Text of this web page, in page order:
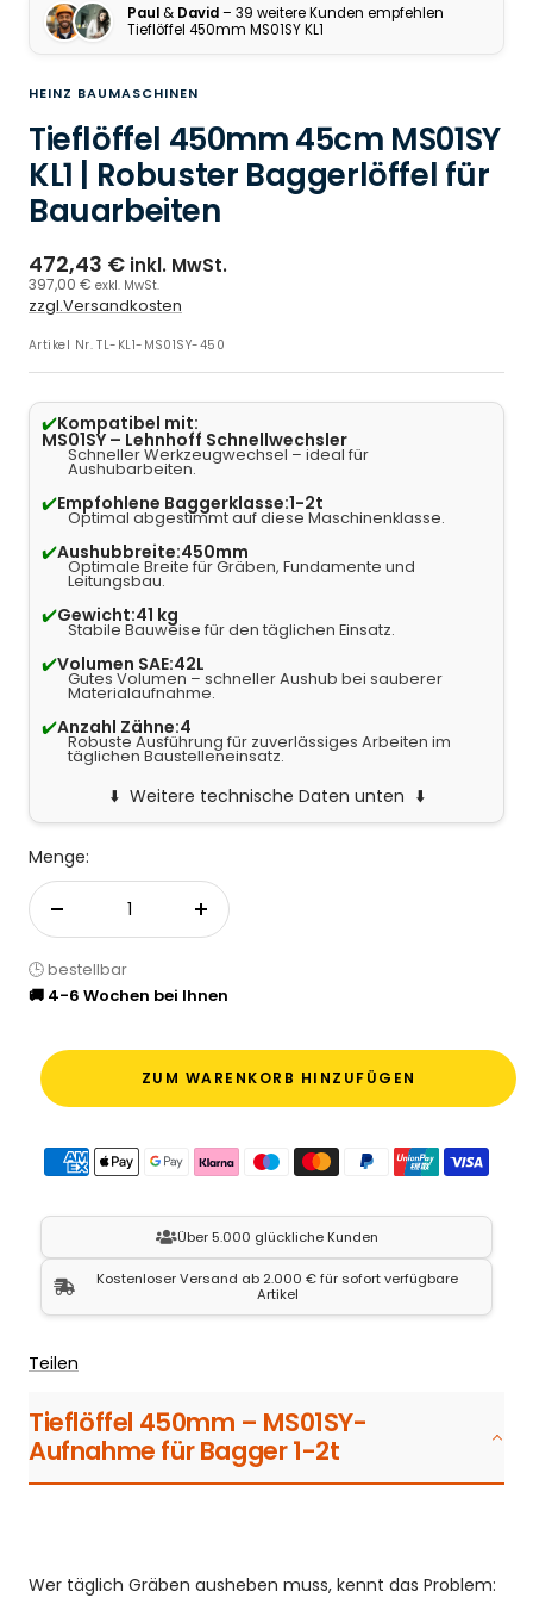
Paul & David
Tieflöffel 450mm MS01SY KL1
HEINZ BAUMASCHINEN
Tieflöffel 450mm 45cm MS01SY
KL1 | Robuster Baggerlöffel für
Bauarbeiten
472,43 € inkl. MwSt.
397,00 € exkl. MwSt.
zzgl.Versandkosten
Artikel Nr.TL-KL1-MS01SY-450
✔️Kompatibel mit:
MS01SY – Lehnhoff Schnellwechsler
Schneller Werkzeugwechsel – ideal für
Aushubarbeiten.
✔️Empfohlene Baggerklasse:1-2t
Optimal abgestimmt auf diese Maschinenklasse.
✔️Aushubbreite:450mm
Optimale Breite für Gräben, Fundamente und
Leitungsbau.
✔️Gewicht:41 kg
Stabile Bauweise für den täglichen Einsatz.
✔️Volumen SAE:42L
Gutes Volumen – schneller Aushub bei sauberer
Materialaufnahme.
✔️Anzahl Zähne:4
Robuste Ausführung für zuverlässiges Arbeiten im
täglichen Baustelleneinsatz.
Weitere technische Daten unten
Menge:
Menge verringernMenge erhöhen
🕒 bestellbar
🚚 4-6 Wochen bei Ihnen
ZUM WARENKORB HINZUFÜGEN
Über 5.000 glückliche Kunden
Kostenloser Versand ab 2.000 € für sofort verfügbare
Artikel
Teilen
Tieflöffel 450mm – MS01SY-
Aufnahme für Bagger 1-2t
Wer täglich Gräben ausheben muss, kennt das Problem: